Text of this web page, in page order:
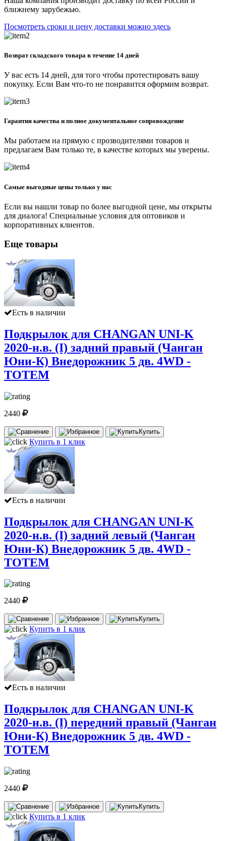
ближнему зарубежью.
Посмотреть сроки и цену доставки можно здесь
Возврат складского товара в течение 14 дней
У вас есть 14 дней, для того чтобы протестировать вашу
покупку. Если Вам что-то не понравится оформим возврат.
Гарантия качества и полное документальное сопровождение
Мы работаем на прямую с прозводителями товаров и
предлагаем Вам только те, в качестве которых мы уверены.
Самые выгодные цены только у нас
Если вы нашли товар по более выгодной цене, мы открыты
для диалога! Специальные условия для оптовиков и
корпоративных клиентов.
Еще товары
Есть в наличии
Подкрылок для CHANGAN UNI-K
2020-н.в. (I) задний правый (Чанган
Юни-К) Внедорожник 5 дв. 4WD -
TOTEM
2440
Купить
Купить в 1 клик
Есть в наличии
Подкрылок для CHANGAN UNI-K
2020-н.в. (I) задний левый (Чанган
Юни-К) Внедорожник 5 дв. 4WD -
TOTEM
2440
Купить
Купить в 1 клик
Есть в наличии
Подкрылок для CHANGAN UNI-K
2020-н.в. (I) передний правый (Чанган
Юни-К) Внедорожник 5 дв. 4WD -
TOTEM
2440
Купить
Купить в 1 клик